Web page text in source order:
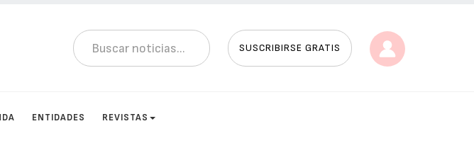
SUSCRIBIRSE GRATIS
ENTIDADES REVISTAS